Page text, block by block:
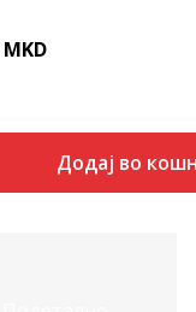
MKD
Додај во